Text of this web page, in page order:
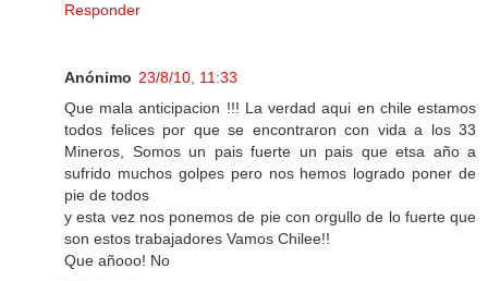
Responder
Anónimo 23/8/10, 11:33
Que mala anticipacion !!! La verdad aqui en chile estamos
todos felices por que se encontraron con vida a los 33
Mineros, Somos un pais fuerte un pais que etsa año a
sufrido muchos golpes pero nos hemos logrado poner de
pie de todos
y esta vez nos ponemos de pie con orgullo de lo fuerte que
son estos trabajadores Vamos Chilee!!
Que añooo! No